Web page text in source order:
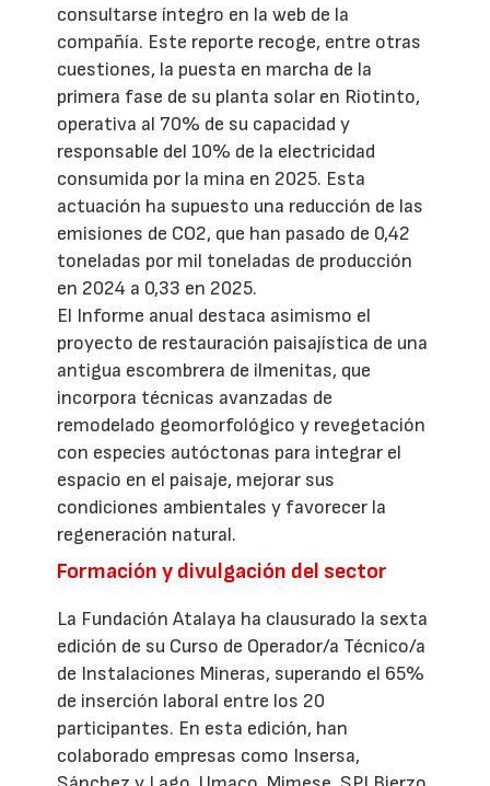
consultarse íntegro en la web de la
compañía. Este reporte recoge, entre otras
cuestiones, la puesta en marcha de la
primera fase de su planta solar en Riotinto,
operativa al 70% de su capacidad y
responsable del 10% de la electricidad
consumida por la mina en 2025. Esta
actuación ha supuesto una reducción de las
emisiones de CO2, que han pasado de 0,42
toneladas por mil toneladas de producción
en 2024 a 0,33 en 2025.
El Informe anual destaca asimismo el
proyecto de restauración paisajística de una
antigua escombrera de ilmenitas, que
incorpora técnicas avanzadas de
remodelado geomorfológico y revegetación
con especies autóctonas para integrar el
espacio en el paisaje, mejorar sus
condiciones ambientales y favorecer la
regeneración natural.
Formación y divulgación del sector
La Fundación Atalaya ha clausurado la sexta
edición de su Curso de Operador/a Técnico/a
de Instalaciones Mineras, superando el 65%
de inserción laboral entre los 20
participantes. En esta edición, han
colaborado empresas como Insersa,